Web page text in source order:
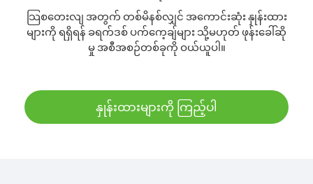
သြစတေးလျ အတွက် တစ်မိနစ်လျှင် အကောင်းဆုံး နှုန်းထား
များကို ရရှိရန် ခရက်ဒစ် ပက်ကေ့ချ်များ သို့မဟုတ် ဖုန်းခေါ်ဆို
မှု အစီအစဉ်တစ်ခုကို ဝယ်ယူပါ။
နှုန်းထားများကို ကြည့်ပါ